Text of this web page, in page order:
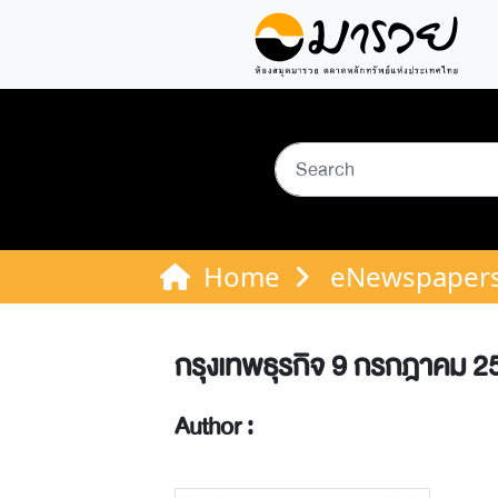
Home
กรุงเทพธุรกิจ 9 กรกฎาคม
Author :